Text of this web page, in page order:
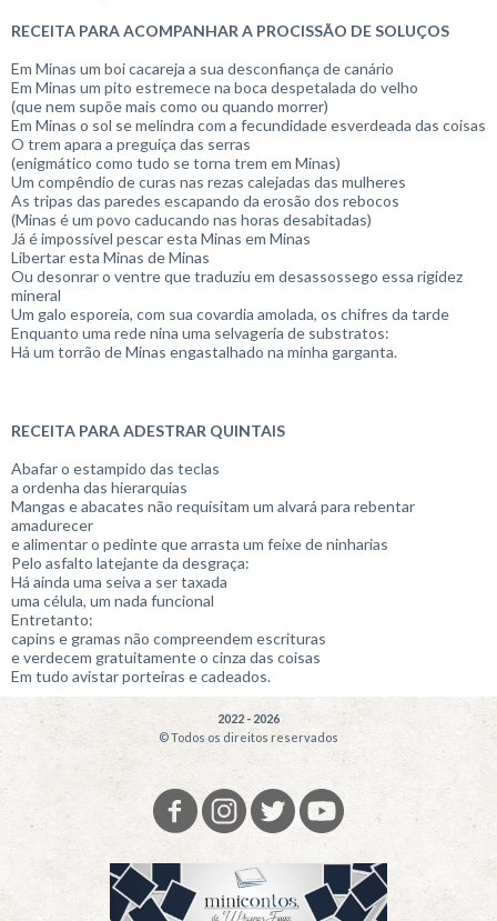
RECEITA PARA ACOMPANHAR A PROCISSÃO DE SOLUÇOS
Em Minas um boi cacareja a sua desconfiança de canário
Em Minas um pito estremece na boca despetalada do velho
(que nem supõe mais como ou quando morrer)
Em Minas o sol se melindra com a fecundidade esverdeada das coisas
O trem apara a preguiça das serras
(enigmático como tudo se torna trem em Minas)
Um compêndio de curas nas rezas calejadas das mulheres
As tripas das paredes escapando da erosão dos rebocos
(Minas é um povo caducando nas horas desabitadas)
Já é impossível pescar esta Minas em Minas
Libertar esta Minas de Minas
Ou desonrar o ventre que traduziu em desassossego essa rigidez
mineral
Um galo esporeia, com sua covardia amolada, os chifres da tarde
Enquanto uma rede nina uma selvageria de substratos:
Há um torrão de Minas engastalhado na minha garganta.
RECEITA PARA ADESTRAR QUINTAIS
Abafar o estampido das teclas
a ordenha das hierarquias
Mangas e abacates não requisitam um alvará para rebentar
amadurecer
e alimentar o pedinte que arrasta um feixe de ninharias
Pelo asfalto latejante da desgraça:
Há ainda uma seiva a ser taxada
uma célula, um nada funcional
Entretanto:
capins e gramas não compreendem escrituras
e verdecem gratuitamente o cinza das coisas
Em tudo avistar porteiras e cadeados.
2022 - 2026
© Todos os direitos reservados